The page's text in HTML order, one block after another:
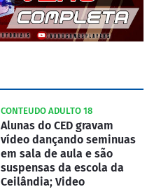
CONTEUDO ADULTO 18
Alunas do CED gravam
vídeo dançando seminuas
em sala de aula e são
suspensas da escola da
Ceilândia; Video